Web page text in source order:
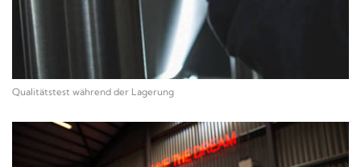
Qualitätstest während der Lagerung